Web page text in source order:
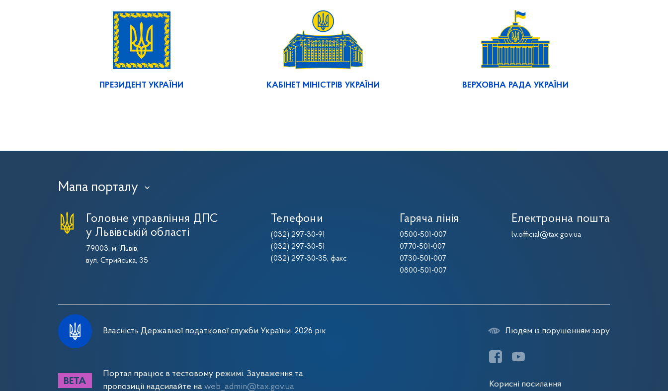
ПРЕЗИДЕНТ УКРАЇНИ КАБІНЕТ МІНІСТРІВ УКРАЇНИ ВЕРХОВНА РАДА УКРАЇНИ
Мапа порталу ›
Головне управління ДПС
у Львівській області
79003, м. Львів,
вул. Стрийська, 35
Телефони
(032) 297-30-91
(032) 297-30-51
(032) 297-30-35, факс
Гаряча лінія
0500-501-007
0770-501-007
0730-501-007
0800-501-007
Електронна пошта
lv.official@tax.gov.ua
Власність Державної податкової служби України. 2026 рік
Портал працює в тестовому режимі. Зауваження та
пропозиції надсилайте на web_admin@tax.gov.ua
Людям із порушенням зору
Корисні посилання